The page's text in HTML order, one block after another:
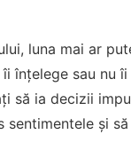
luna mai ar
înțelege sau nu îi
să ia decizii
și